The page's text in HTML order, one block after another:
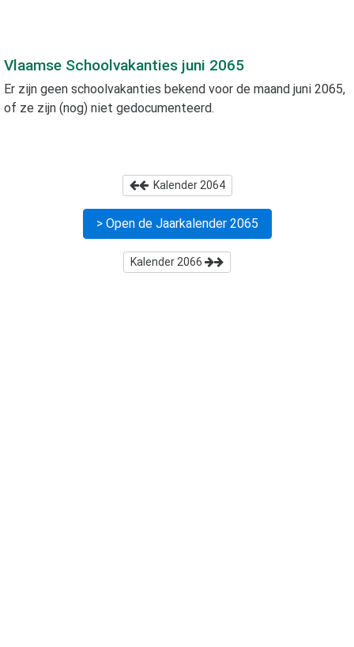
Vlaamse Schoolvakanties juni 2065
Er zijn geen schoolvakanties bekend voor de maand juni 2065,
of ze zijn (nog) niet gedocumenteerd.
Kalender 2064
> Open de Jaarkalender 2065
Kalender 2066